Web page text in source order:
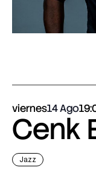
viernes14 Ago
Cenk
Jazz